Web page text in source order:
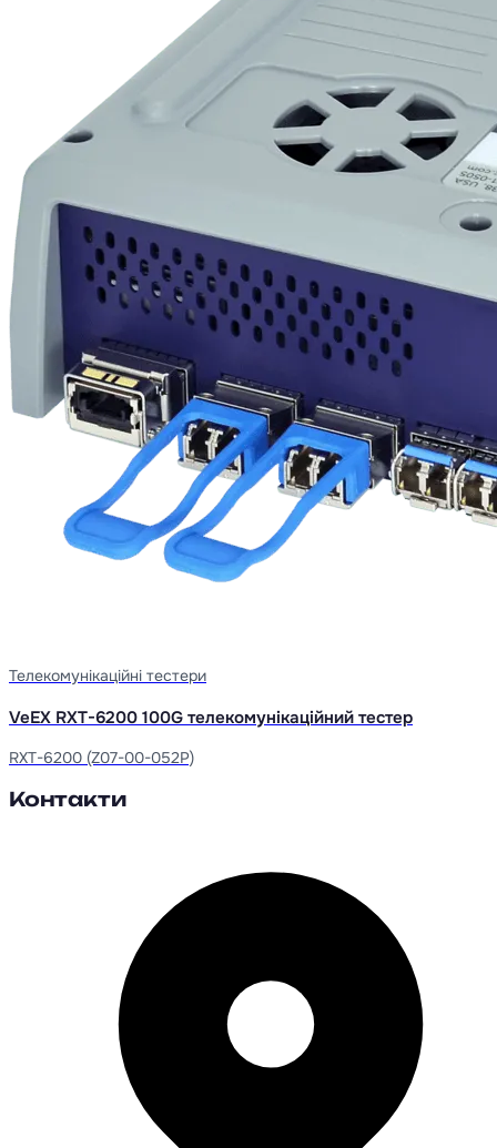
Телекомунікаційні тестери
VeEX RXT-6200 100G телекомунікаційний тестер
RXT-6200 (Z07-00-052P)
Контакти